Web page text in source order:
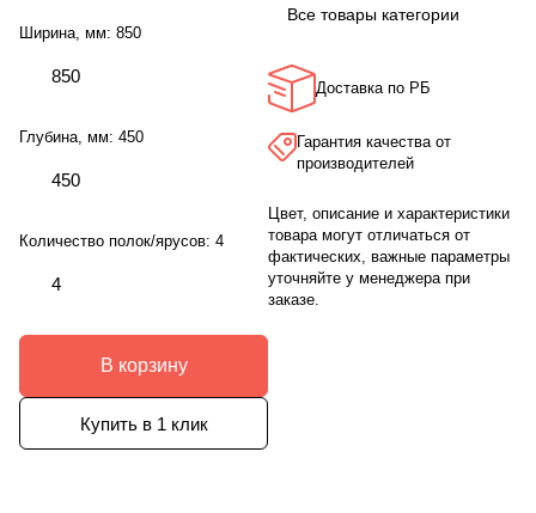
Ширина, мм: 850
850
Глубина, мм: 450
450
Количество полок/ярусов: 4
4
В корзину
Купить в 1 клик
Все товары категории
Доставка по РБ
Гарантия качества от
производителей
Цвет, описание и характеристики
товара могут отличаться от
фактических, важные параметры
уточняйте у менеджера при
заказе.